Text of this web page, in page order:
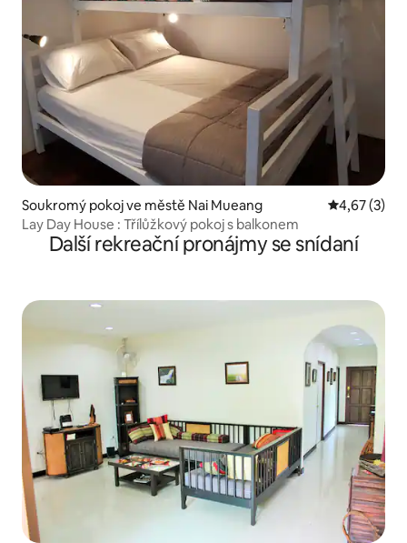
Soukromý pokoj ve městě Nai Mueang Průměrné
4,67 (3)
Lay Day House : Třílůžkový pokoj s balkonem
Další rekreační pronájmy se snídaní